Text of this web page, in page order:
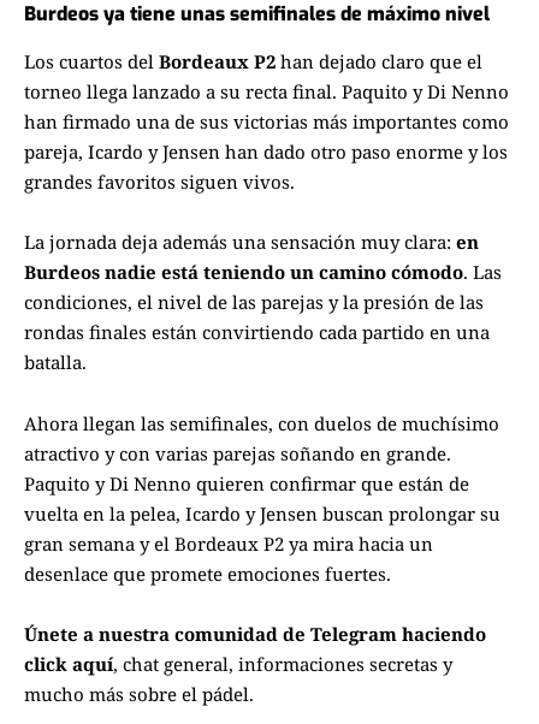
Burdeos ya tiene unas semifinales de máximo nivel
Los cuartos del Bordeaux P2 han dejado claro que el
torneo llega lanzado a su recta final. Paquito y Di Nenno
han firmado una de sus victorias más importantes como
pareja, Icardo y Jensen han dado otro paso enorme y los
grandes favoritos siguen vivos.
La jornada deja además una sensación muy clara: en
Burdeos nadie está teniendo un camino cómodo. Las
condiciones, el nivel de las parejas y la presión de las
rondas finales están convirtiendo cada partido en una
batalla.
Ahora llegan las semifinales, con duelos de muchísimo
atractivo y con varias parejas soñando en grande.
Paquito y Di Nenno quieren confirmar que están de
vuelta en la pelea, Icardo y Jensen buscan prolongar su
gran semana y el Bordeaux P2 ya mira hacia un
desenlace que promete emociones fuertes.
Únete a nuestra comunidad de Telegram haciendo
click aquí, chat general, informaciones secretas y
mucho más sobre el pádel.